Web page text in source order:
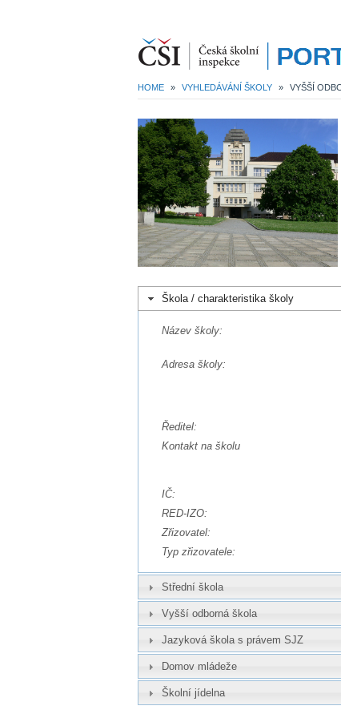
HOME » VYHLEDÁVÁNÍ ŠKOLY »
Škola / charakteristika školy
Název školy:
Adresa školy:
Ředitel:
Kontakt na školu
IČ:
RED-IZO:
Zřizovatel:
Typ zřizovatele:
Střední škola
Vyšší odborná škola
Jazyková škola s právem SJZ
Domov mládeže
Školní jídelna